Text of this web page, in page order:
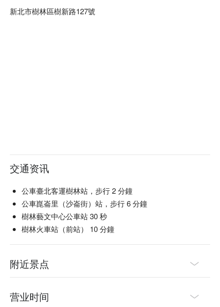
🍽️ 口碑必點
【秘醬嫩肩牛排】嫩肩牛排醬香濃郁
【老饕豬菲力】豬菲力多汁，口感柔軟
【奶油白蝦】白蝦鮮甜，奶油滑潤
【絲瓜蛤蠣湯】絲瓜清甜，蛤蠣鮮美
【燒烤小肥牛】小肥牛油香四溢，微焦爽口
【BBQ 香豬排】豬排外酥內嫩，烤香四溢
【黑醬嫩雞丁】雞丁嫩滑，黑醬醇香
【炭烤天婦羅】天婦羅脆口，炭火香濃
🥤 特色飲品
新北市樹林區樹新路127號
交通资讯
公車臺北客運樹林站，步行 2 分鐘
公車崑崙里（沙崙街）站，步行 6 分鐘
樹林藝文中心公車站 30 秒
樹林火車站（前站） 10 分鐘
附近景点
营业时间